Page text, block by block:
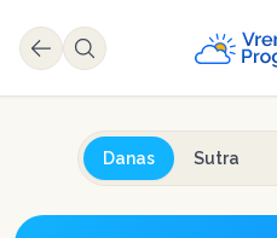
Danas Sutra